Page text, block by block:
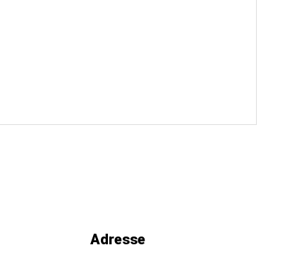
Adresse